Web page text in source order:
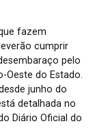
fazem
cumprir
pelo
Oeste do Estado.
junho do
detalhada no
Diário Oficial do